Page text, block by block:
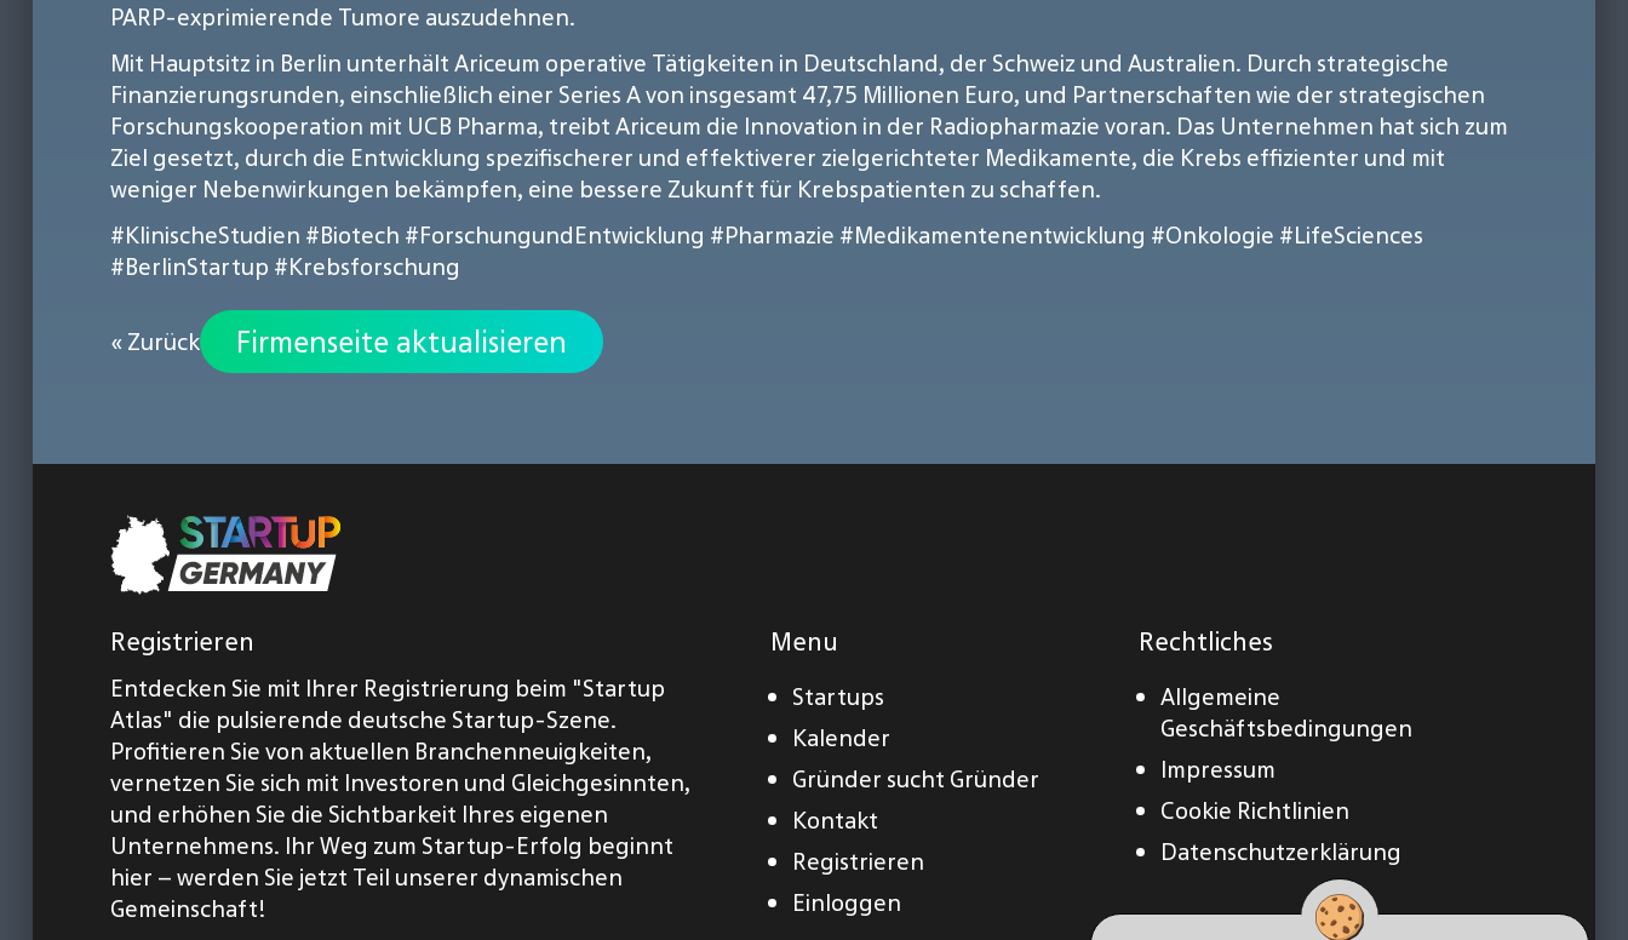
PARP-exprimierende Tumore auszudehnen.
Mit Hauptsitz in Berlin unterhält Ariceum operative Tätigkeiten in Deutschland, der Schweiz und Australien. Durch strategische
Finanzierungsrunden, einschließlich einer Series A von insgesamt 47,75 Millionen Euro, und Partnerschaften wie der strategischen
Forschungskooperation mit UCB Pharma, treibt Ariceum die Innovation in der Radiopharmazie voran. Das Unternehmen hat sich zum
Ziel gesetzt, durch die Entwicklung spezifischerer und effektiverer zielgerichteter Medikamente, die Krebs effizienter und mit
weniger Nebenwirkungen bekämpfen, eine bessere Zukunft für Krebspatienten zu schaffen.
#KlinischeStudien #Biotech #ForschungundEntwicklung #Pharmazie #Medikamentenentwicklung #Onkologie #LifeSciences
#BerlinStartup #Krebsforschung
« Zurück Firmenseite aktualisieren
Registrieren
Entdecken Sie mit Ihrer Registrierung beim "Startup
Atlas" die pulsierende deutsche Startup-Szene.
Profitieren Sie von aktuellen Branchenneuigkeiten,
vernetzen Sie sich mit Investoren und Gleichgesinnten,
und erhöhen Sie die Sichtbarkeit Ihres eigenen
Unternehmens. Ihr Weg zum Startup-Erfolg beginnt
hier – werden Sie jetzt Teil unserer dynamischen
Gemeinschaft!
Menu
Startups
Kalender
Gründer sucht Gründer
Kontakt
Registrieren
Einloggen
Rechtliches
Allgemeine
Geschäftsbedingungen
Impressum
Cookie Richtlinien
Datenschutzerklärung